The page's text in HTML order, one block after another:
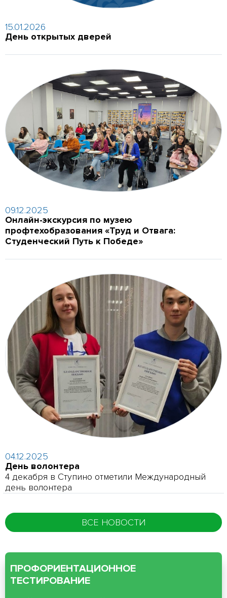
15.01.2026
День открытых дверей
09.12.2025
Онлайн-экскурсия по музею
профтехобразования «Труд и Отвага:
Студенческий Путь к Победе»
04.12.2025
День волонтера
4 декабря в Ступино отметили Международный
день волонтера
ВСЕ НОВОСТИ
ПРОФОРИЕНТАЦИОННОЕ
ТЕСТИРОВАНИЕ